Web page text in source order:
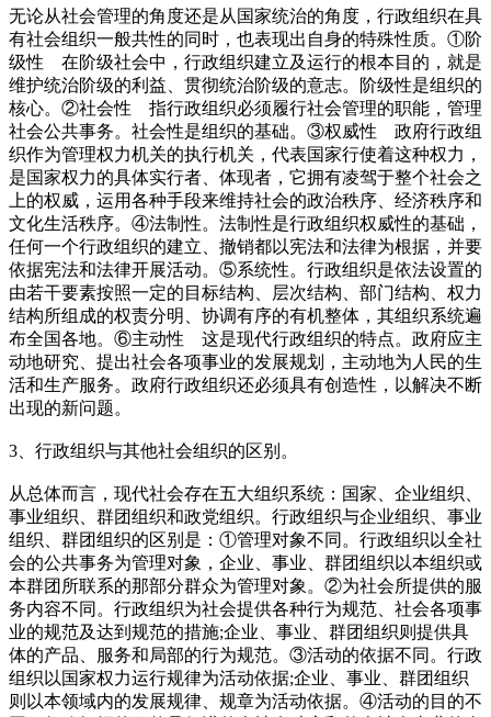
无论从社会管理的角度还是从国家统治的角度，行政组织在具
有社会组织一般共性的同时，也表现出自身的特殊性质。①阶
级性 在阶级社会中，行政组织建立及运行的根本目的，就是
维护统治阶级的利益、贯彻统治阶级的意志。阶级性是组织的
核心。②社会性 指行政组织必须履行社会管理的职能，管理
社会公共事务。社会性是组织的基础。③权威性 政府行政组
织作为管理权力机关的执行机关，代表国家行使着这种权力，
是国家权力的具体实行者、体现者，它拥有凌驾于整个社会之
上的权威，运用各种手段来维持社会的政治秩序、经济秩序和
文化生活秩序。④法制性。法制性是行政组织权威性的基础，
任何一个行政组织的建立、撤销都以宪法和法律为根据，并要
依据宪法和法律开展活动。⑤系统性。行政组织是依法设置的
由若干要素按照一定的目标结构、层次结构、部门结构、权力
结构所组成的权责分明、协调有序的有机整体，其组织系统遍
布全国各地。⑥主动性 这是现代行政组织的特点。政府应主
动地研究、提出社会各项事业的发展规划，主动地为人民的生
活和生产服务。政府行政组织还必须具有创造性，以解决不断
出现的新问题。
3、行政组织与其他社会组织的区别。
从总体而言，现代社会存在五大组织系统：国家、企业组织、
事业组织、群团组织和政党组织。行政组织与企业组织、事业
组织、群团组织的区别是：①管理对象不同。行政组织以全社
会的公共事务为管理对象，企业、事业、群团组织以本组织或
本群团所联系的那部分群众为管理对象。②为社会所提供的服
务内容不同。行政组织为社会提供各种行为规范、社会各项事
业的规范及达到规范的措施;企业、事业、群团组织则提供具
体的产品、服务和局部的行为规范。③活动的依据不同。行政
组织以国家权力运行规律为活动依据;企业、事业、群团组织
则以本领域内的发展规律、规章为活动依据。④活动的目的不